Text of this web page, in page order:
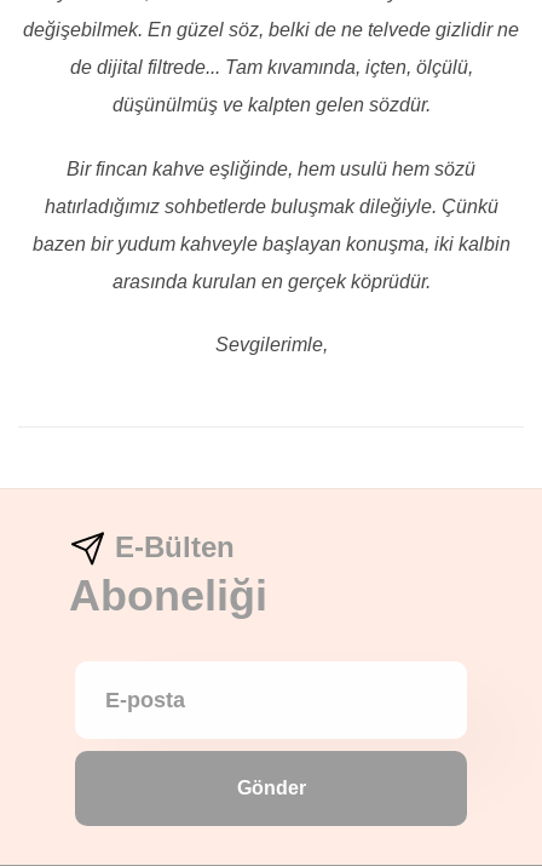
değişebilmek. En güzel söz, belki de ne telvede gizlidir ne
de dijital filtrede... Tam kıvamında, içten, ölçülü,
düşünülmüş ve kalpten gelen sözdür.
Bir fincan kahve eşliğinde, hem usulü hem sözü
hatırladığımız sohbetlerde buluşmak dileğiyle. Çünkü
bazen bir yudum kahveyle başlayan konuşma, iki kalbin
arasında kurulan en gerçek köprüdür.
Sevgilerimle,
E-Bülten
Aboneliği
Gönder